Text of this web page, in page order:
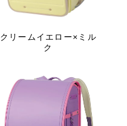
クリームイエロー×ミル
ク